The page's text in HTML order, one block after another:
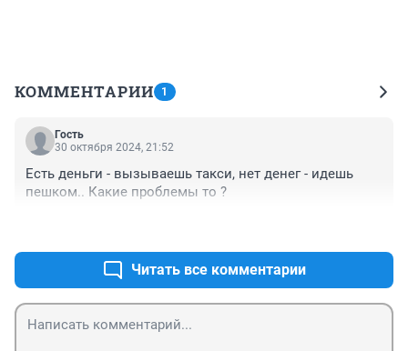
КОММЕНТАРИИ 1
Гость
30 октября 2024, 21:52
Есть деньги - вызываешь такси, нет денег - идешь
пешком.. Какие проблемы то ?
Читать все комментарии